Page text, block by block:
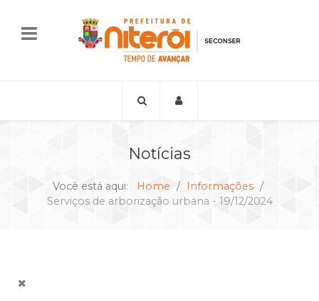
Notícias
Você está aqui: Home
Informações
Serviços de arborização urbana - 19/12/2024